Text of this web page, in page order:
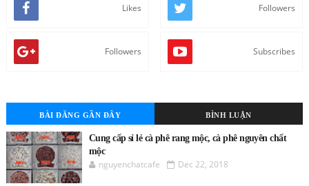
Likes Followers
Followers Subscribes
BÀI ĐĂNG GẦN ĐÂY BÌNH LUẬN
Cung cấp sỉ lẻ cà phê rang mộc, cà phê nguyên chất
mộc
nguyenchatcafe Dec 22, 2018